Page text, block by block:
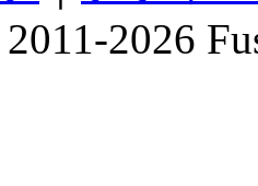
2026